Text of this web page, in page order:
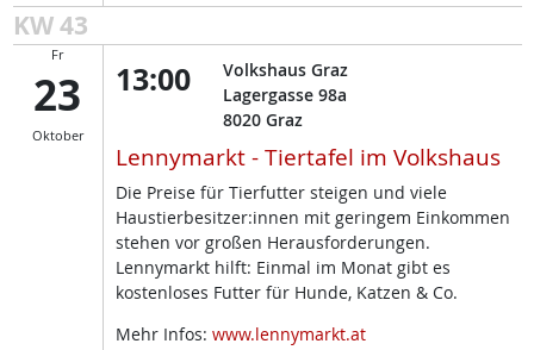
KW 43
Fr
23
Oktober
13:00
Volkshaus Graz
Lagergasse 98a
8020 Graz
Lennymarkt - Tiertafel im Volkshaus
Die Preise für Tierfutter steigen und viele
Haustierbesitzer:innen mit geringem Einkommen
stehen vor großen Herausforderungen.
Lennymarkt hilft: Einmal im Monat gibt es
kostenloses Futter für Hunde, Katzen & Co.
Mehr Infos: www.lennymarkt.at